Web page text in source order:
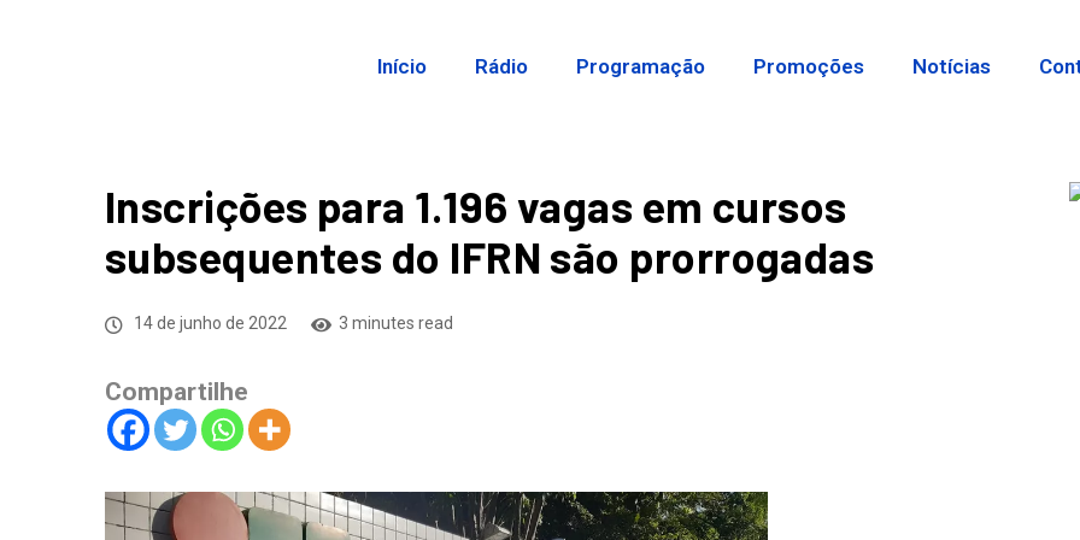
Início Rádio Programação Promoções Notícias
Inscrições para 1.196 vagas em cursos
subsequentes do IFRN são prorrogadas
14 de junho de 2022 3 minutes read
Compartilhe